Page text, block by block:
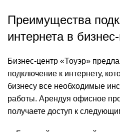
Преимущества
интернета в
Бизнес-центр «Тоуэр»
подключение к интернету,
бизнесу все необходимые
работы. Арендуя офисное
получаете доступ к